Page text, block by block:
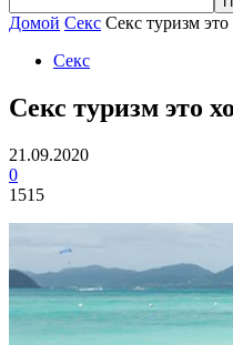
Домой Секс Секс туризм
Секс
Секс туризм это
21.09.2020
0
1515